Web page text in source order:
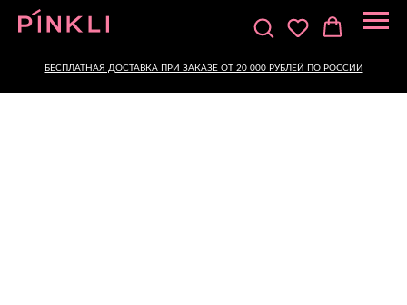
БЕСПЛАТНАЯ ДОСТАВКА ПРИ ЗАКАЗЕ ОТ 20 000 РУБЛЕЙ ПО РОССИИ